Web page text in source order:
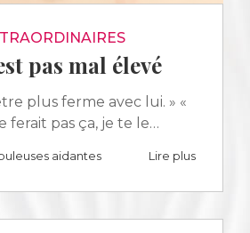
pas mal élevé
plus ferme avec lui. » «
ferait pas ça, je te le…
aidantes Lire plus